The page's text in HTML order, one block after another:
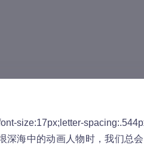
size:17px;letter-
深海中的动画人物时，我们总